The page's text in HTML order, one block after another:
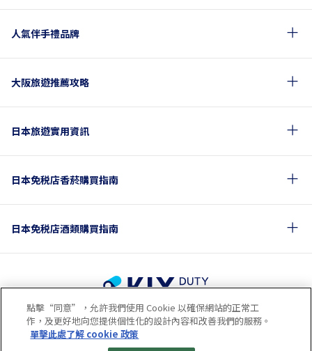
人氣伴手禮品牌
大阪旅遊推薦攻略
日本旅遊實用資訊
日本免税店香菸購買指南
日本免税店酒類購買指南
使用條款 隱私政策
Cookie政策
關於社交媒體使用規章
點擊“同意”，允許我們使用 Cookie 以確保網站的正常工
作，及更好地向您提供個性化的設計內容和改善我們的服務。
單擊此處了解 cookie 政策